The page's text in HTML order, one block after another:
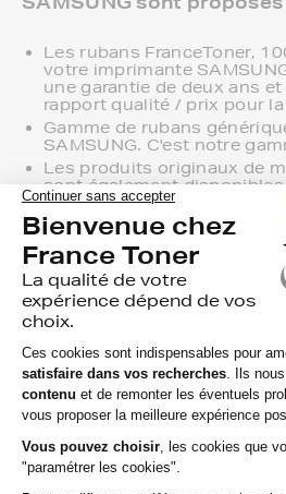
Les rubans FranceToner,
votre imprimante
une garantie de deux ans
rapport qualité / prix pour la
Gamme de rubans
SAMSUNG. C'est notre
Les produits originaux de
sont également
Nous assurons la compatibilité de
avec votre imprimante SAMSUNG
d'impression à la hauteur de vos
En faisant le choix de nos rubans
SAMSUNG, vous réalisez une
succès.
Enfin vous profitez d'un système
sécurisé et d'une livraison rapide,
de retrait sur les produits
en panne de rubans SAMSUNG.
impératifs et nous sommes là pour